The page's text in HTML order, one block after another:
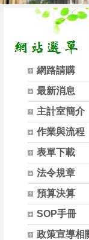
網路請購
最新消息
主計室簡介
作業與流程
表單下載
法令規章
預算決算
SOP手冊
政策宣導相